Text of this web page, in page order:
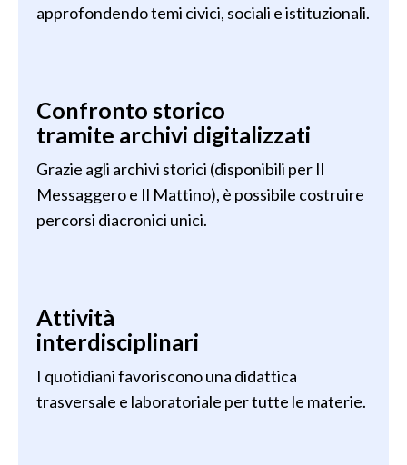
approfondendo temi civici, sociali e istituzionali.
Confronto storico
tramite archivi digitalizzati
Grazie agli archivi storici (disponibili per Il
Messaggero e Il Mattino), è possibile costruire
percorsi diacronici unici.
Attività
interdisciplinari
I quotidiani favoriscono una didattica
trasversale e laboratoriale per tutte le materie.